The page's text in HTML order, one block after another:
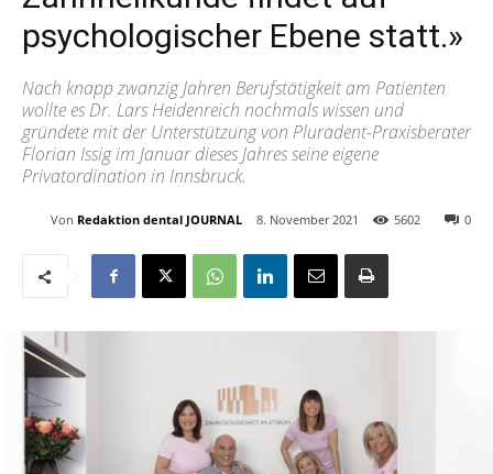
psychologischer Ebene statt.»
Nach knapp zwanzig Jahren Berufstätigkeit am Patienten
wollte es Dr. Lars Heidenreich nochmals wissen und
gründete mit der Unterstützung von Pluradent-Praxisberater
Florian Issig im Januar dieses Jahres seine eigene
Privatordination in Innsbruck.
Von Redaktion dental JOURNAL 8. November 2021 0
5602